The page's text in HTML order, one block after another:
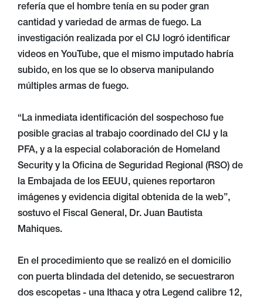
refería que el hombre tenía en su poder gran
cantidad y variedad de armas de fuego. La
investigación realizada por el CIJ logró identificar
videos en YouTube, que el mismo imputado habría
subido, en los que se lo observa manipulando
múltiples armas de fuego.
“La inmediata identificación del sospechoso fue
posible gracias al trabajo coordinado del CIJ y la
PFA, y a la especial colaboración de Homeland
Security y la Oficina de Seguridad Regional (RSO) de
la Embajada de los EEUU, quienes reportaron
imágenes y evidencia digital obtenida de la web”,
sostuvo el Fiscal General, Dr. Juan Bautista
Mahiques.
En el procedimiento que se realizó en el domicilio
con puerta blindada del detenido, se secuestraron
dos escopetas - una Ithaca y otra Legend calibre 12,